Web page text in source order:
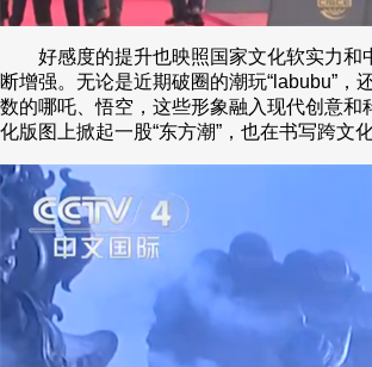
好感度的提升也映照国家文化软实力和
断增强。无论是近期破圈的潮玩“labubu”，
数的哪吒、悟空，这些形象融入现代创意和
化版图上掀起一股“东方潮”，也在书写跨文